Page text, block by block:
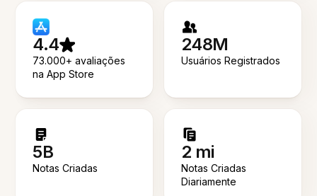
4.4
73.000+ avaliações
na App Store
248M
Usuários Registrados
5B
Notas Criadas
2 mi
Notas Criadas
Diariamente